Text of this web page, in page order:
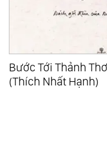
Bước Tới Thảnh
(Thích Nhất Hạnh)